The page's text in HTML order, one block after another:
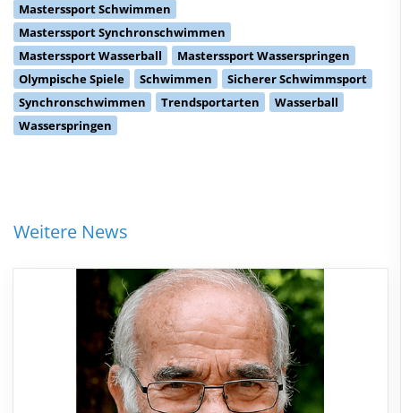
Masterssport Schwimmen
Masterssport Synchronschwimmen
Masterssport Wasserball
Masterssport Wasserspringen
Olympische Spiele
Schwimmen
Sicherer Schwimmsport
Synchronschwimmen
Trendsportarten
Wasserball
Wasserspringen
Weitere News